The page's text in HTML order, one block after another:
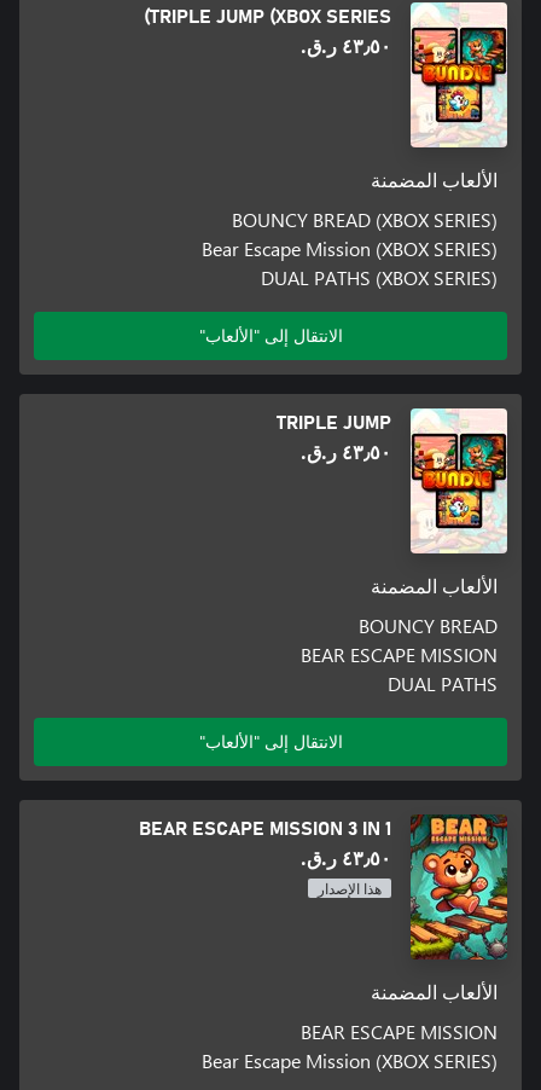
TRIPLE JUMP (XBOX SERIES)
٤٣٫٥٠ ر.ق.‏
الألعاب المضمنة
BOUNCY BREAD (XBOX SERIES)
Bear Escape Mission (XBOX SERIES)
DUAL PATHS (XBOX SERIES)
الانتقال إلى "الألعاب"
TRIPLE JUMP
٤٣٫٥٠ ر.ق.‏
الألعاب المضمنة
BOUNCY BREAD
BEAR ESCAPE MISSION
DUAL PATHS
الانتقال إلى "الألعاب"
BEAR ESCAPE MISSION 3 IN 1
٤٣٫٥٠ ر.ق.‏
هذا الإصدار
الألعاب المضمنة
BEAR ESCAPE MISSION
Bear Escape Mission (XBOX SERIES)